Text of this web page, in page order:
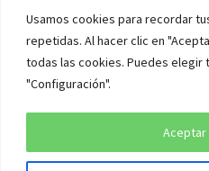
Usamos cookies para recordar
repetidas. Al hacer clic en
todas las cookies. Puedes elegir
"Configuración".
Esclavitud en la Historia
España
España franquista
Estados Unidos